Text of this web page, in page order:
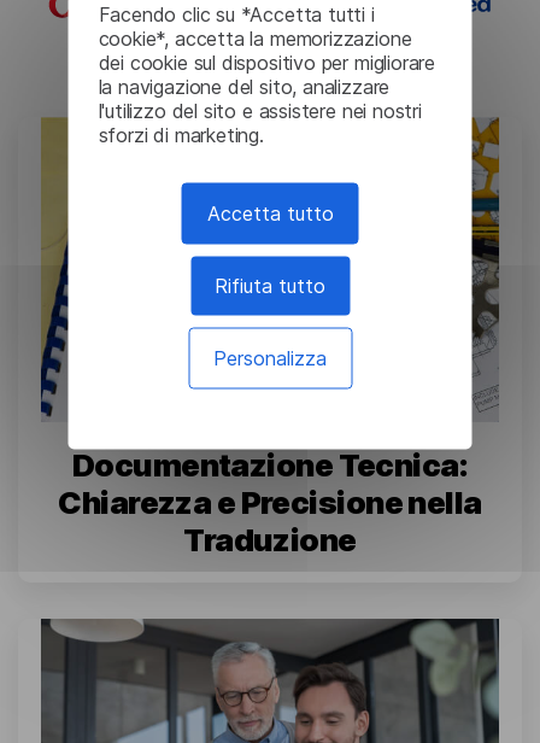
Facendo clic su *Accetta tutti i
cookie*, accetta la memorizzazione
dei cookie sul dispositivo per migliorare
la navigazione del sito, analizzare
l'utilizzo del sito e assistere nei nostri
sforzi di marketing.
Accetta tutto
Rifiuta tutto
Personalizza
Documentazione Tecnica:
Chiarezza e Precisione nella
Traduzione